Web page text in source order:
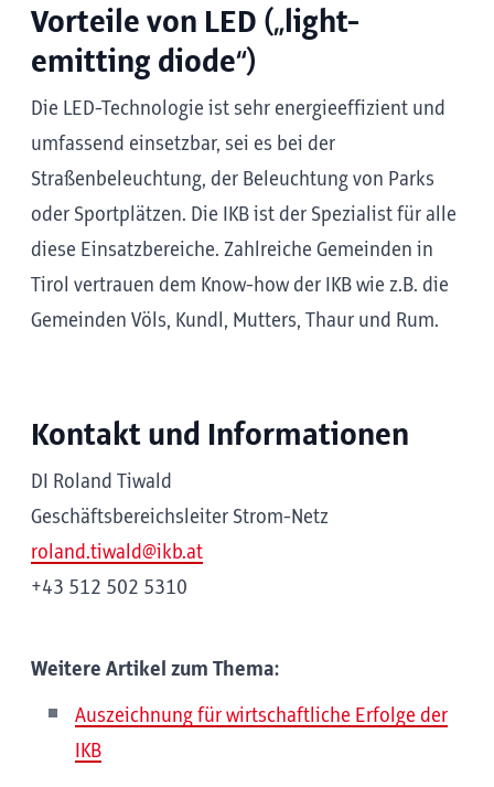
Vorteile von LED („light-
emitting diode“)
Die LED-Technologie ist sehr energieeffizient und
umfassend einsetzbar, sei es bei der
Straßenbeleuchtung, der Beleuchtung von Parks
oder Sportplätzen. Die IKB ist der Spezialist für alle
diese Einsatzbereiche. Zahlreiche Gemeinden in
Tirol vertrauen dem Know-how der IKB wie z.B. die
Gemeinden Völs, Kundl, Mutters, Thaur und Rum.
Kontakt und Informationen
DI Roland Tiwald
Geschäftsbereichsleiter Strom-Netz
roland.tiwald@ikb.at
+43 512 502 5310
Weitere Artikel zum Thema:
Auszeichnung für wirtschaftliche Erfolge der
IKB